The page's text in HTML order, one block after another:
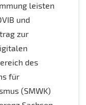
leisten
und
zur
des
für
(SMWK)